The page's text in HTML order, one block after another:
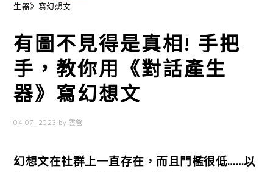
生器》寫幻想文
有圖不見得是真相! 手把
手，教你用《對話產生
器》寫幻想文
04 07, 2023 by 雲爸
幻想文在社群上一直存在，而且門檻很低……以